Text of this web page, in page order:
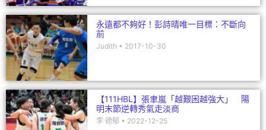
永遠都不夠好！彭詩晴唯一目標：不斷向
前
Judith 2017-10-30
【111HBL】張聿嵐「越艱困越強大」 陽
明末節逆轉秀氣走淡商
李 德郁 2022-12-25